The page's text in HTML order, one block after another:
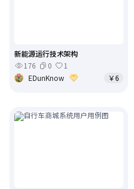
新能源运行技术架构
176
0
1
EDunKnow
￥6